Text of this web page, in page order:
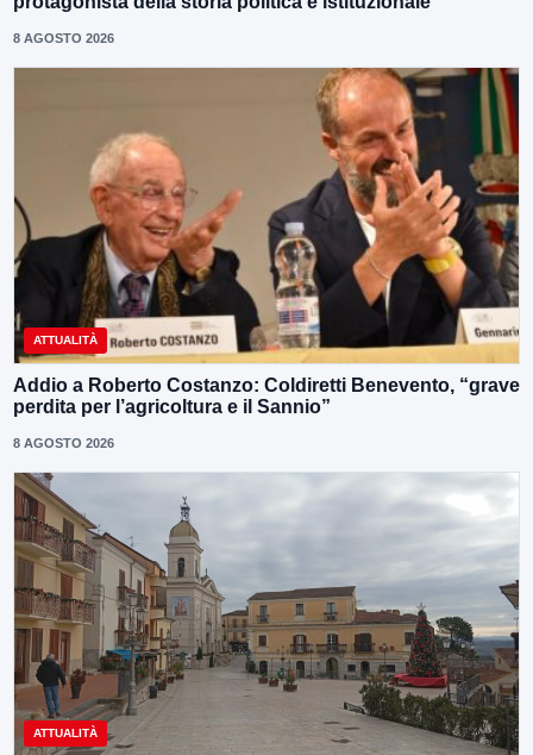
8 AGOSTO 2026
ATTUALITÀ
Addio a Roberto Costanzo: Coldiretti Benevento, “grave
perdita per l’agricoltura e il Sannio”
8 AGOSTO 2026
ATTUALITÀ